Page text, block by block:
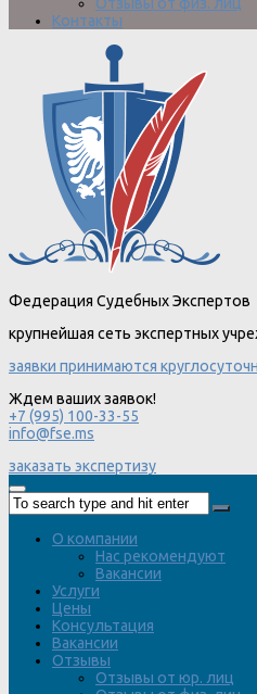
Отзывы от физ. лиц
Контакты
Федерация Судебных Экспертов
крупнейшая сеть экспертных
заявки принимаются
Ждем ваших заявок!
+7 (995) 100-33-55
info@fse.ms
заказать экспертизу
О компании
Нас рекомендуют
Вакансии
Услуги
Цены
Консультация
Вакансии
Отзывы
Отзывы от юр. лиц